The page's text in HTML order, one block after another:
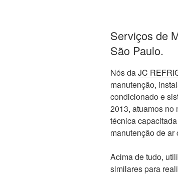
Serviços de
São Paulo.
Nós daJC
manutenção,
condicionado e
2013, atuamos no
técnica
manutenção de ar
Acima de tudo,
similares para